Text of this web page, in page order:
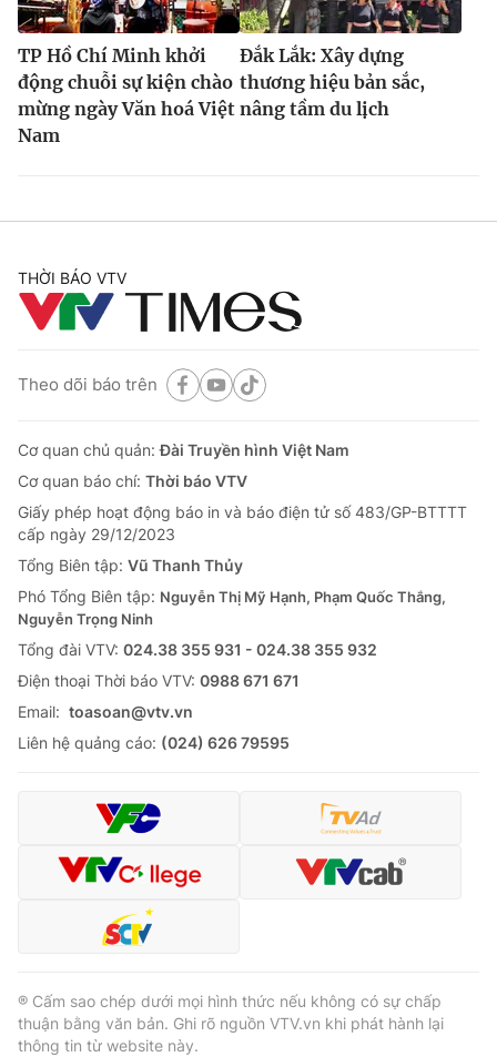
TP Hồ Chí Minh khởi
động chuỗi sự kiện chào
mừng ngày Văn hoá Việt
Nam
Đắk Lắk: Xây dựng
thương hiệu bản sắc,
nâng tầm du lịch
THỜI BÁO VTV
Theo dõi báo trên
Cơ quan chủ quản:Đài Truyền hình Việt Nam
Cơ quan báo chí: Thời báo VTV
Giấy phép hoạt động báo in và báo điện tử số 483/GP-BTTTT
cấp ngày 29/12/2023
Tổng Biên tập: Vũ Thanh Thủy
Phó Tổng Biên tập: Nguyễn Thị Mỹ Hạnh, Phạm Quốc Thắng,
Nguyễn Trọng Ninh
Tổng đài VTV: 024.38 355 931 - 024.38 355 932
Ðiện thoại Thời báo VTV: 0988 671 671
Email: toasoan@vtv.vn
Liên hệ quảng cáo: (024) 626 79595
® Cấm sao chép dưới mọi hình thức nếu không có sự chấp
thuận bằng văn bản. Ghi rõ nguồn VTV.vn khi phát hành lại
thông tin từ website này.